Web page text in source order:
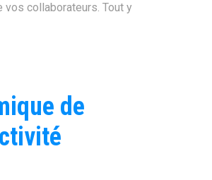
vos collaborateurs. Tout y
de